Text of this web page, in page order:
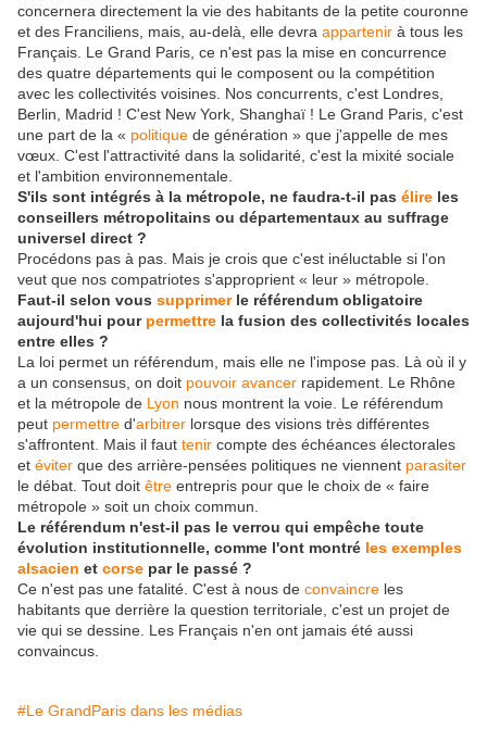
concernera directement la vie des habitants de la petite couronne
et des Franciliens, mais, au-delà, elle devra appartenir à tous les
Français. Le Grand Paris, ce n'est pas la mise en concurrence
des quatre départements qui le composent ou la compétition
avec les collectivités voisines. Nos concurrents, c'est Londres,
Berlin, Madrid ! C'est New York, Shanghaï ! Le Grand Paris, c'est
une part de la « politique de génération » que j'appelle de mes
vœux. C'est l'attractivité dans la solidarité, c'est la mixité sociale
et l'ambition environnementale.
S'ils sont intégrés à la métropole, ne faudra-t-il pas élire les
conseillers métropolitains ou départementaux au suffrage
universel direct ?
Procédons pas à pas. Mais je crois que c'est inéluctable si l'on
veut que nos compatriotes s'approprient « leur » métropole.
Faut-il selon vous supprimerle référendum obligatoire
aujourd'hui pour permettre la fusion des collectivités locales
entre elles ?
La loi permet un référendum, mais elle ne l'impose pas. Là où il y
a un consensus, on doit pouvoir avancer rapidement. Le Rhône
et la métropole de Lyon nous montrent la voie. Le référendum
peut permettre d'arbitrer lorsque des visions très différentes
s'affrontent. Mais il faut tenir compte des échéances électorales
et éviter que des arrière-pensées politiques ne viennent parasiter
le débat. Tout doit être entrepris pour que le choix de « faire
métropole » soit un choix commun.
Le référendum n'est-il pas le verrou qui empêche toute
évolution institutionnelle, comme l'ont montré les exemples
alsacien et corse par le passé ?
Ce n'est pas une fatalité. C'est à nous de convaincre les
habitants que derrière la question territoriale, c'est un projet de
vie qui se dessine. Les Français n'en ont jamais été aussi
convaincus.
#Le GrandParis dans les médias